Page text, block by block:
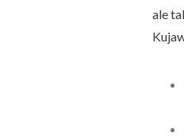
ale